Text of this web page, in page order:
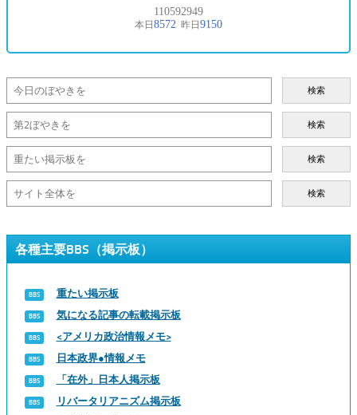
検索
検索
検索
検索
各種主要BBS（掲示板）
重たい掲示板
気になる記事の転載掲示板
<アメリカ政治情報メモ>
日本政界●情報メモ
「在外」日本人掲示板
リバータリアニズム掲示板